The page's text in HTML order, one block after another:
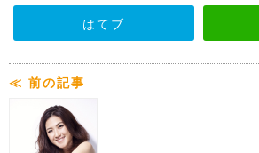
はてブ
≪ 前の記事